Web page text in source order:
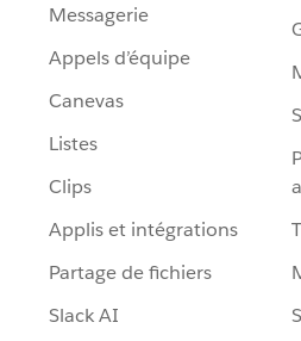
Messagerie
Appels d’équipe
Canevas
Listes
Clips
Applis et intégrations
Partage de fichiers
Slack AI